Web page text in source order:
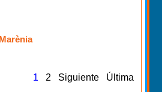
1 2 Siguiente Última